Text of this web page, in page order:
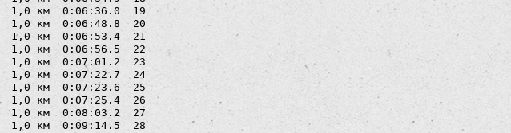
1,0 км  0:06:36.0  19
1,0 км  0:06:48.8  20
1,0 км  0:06:53.4  21
1,0 км  0:06:56.5  22
1,0 км  0:07:01.2  23
1,0 км  0:07:22.7  24
1,0 км  0:07:23.6  25
1,0 км  0:07:25.4  26
1,0 км  0:08:03.2  27
1,0 км  0:09:14.5  28